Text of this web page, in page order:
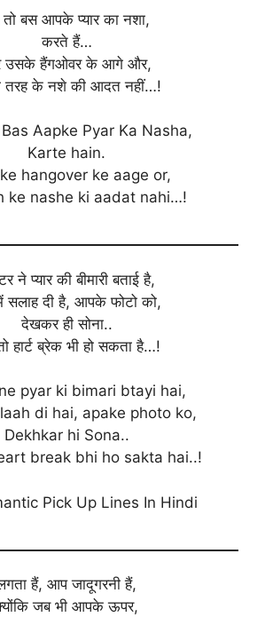
बस आपके प्यार का नशा,
करते हैं…
उसके हैंगओवर के आगे और,
तरह के नशे की आदत नहीं…!
Aapke Pyar Ka Nasha,
Karte hain.
hangover ke aage or,
ke nashe ki aadat nahi…!
ने प्यार की बीमारी बताई है,
सलाह दी है, आपके फोटो को,
देखकर ही सोना..
हार्ट ब्रेक भी हो सकता है…!
pyar ki bimari btayi hai,
di hai, apake photo ko,
Dekhkar hi Sona..
break bhi ho sakta hai..!
Pick Up Lines In Hindi
हैं, आप जादूगरनी हैं,
जब भी आपके ऊपर,